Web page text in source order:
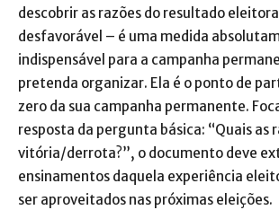
descobrir as razões do resultado
desfavorável – é uma medida
indispensável para a campanha
pretenda organizar. Ela é o ponto de
zero da sua campanha permanente.
resposta da pergunta básica: “Quais as
vitória/derrota?”, o documento deve
ensinamentos daquela experiência
ser aproveitados nas próximas eleições.